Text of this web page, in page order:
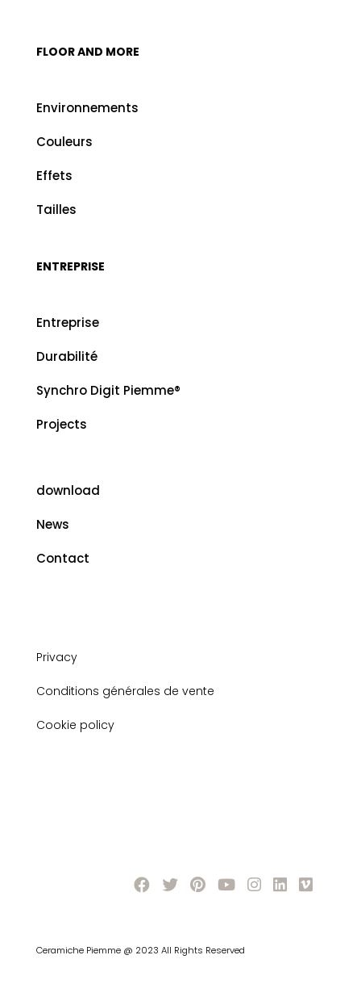
FLOOR AND MORE
Environnements
Couleurs
Effets
Tailles
ENTREPRISE
Entreprise
Durabilité
Synchro Digit Piemme®
Projects
download
News
Contact
Privacy
Conditions générales de vente
Cookie policy
Ceramiche Piemme @ 2023 All Rights Reserved